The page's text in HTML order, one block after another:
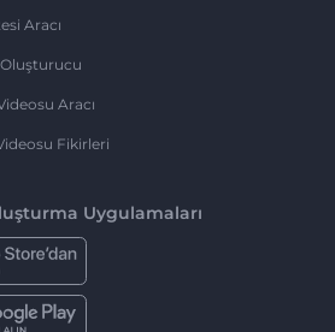
Aracı
Oluşturucu
Aracı
Fikirleri
Uygulamaları